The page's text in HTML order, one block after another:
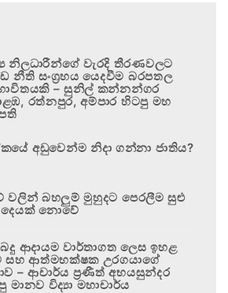
නිලධාරීන්ගේ වැරදි තීරණවලට
නීති සංග්‍රහය යෙදවීම බරපතල
– සුනිල් කන්නන්ගර
රත්නපුර, අම්පාර හිටපු මහ
අඩුවෙන්ම නිදා ගන්නා ජාතිය?
වලින් බහලුම් මුහුදට පෙරලීම සුළු
නොවේ
ආදායම වාර්තාගත ලෙස ඉහළ
සහ ආත්මභක්ෂක උරගයාගේ
– ආචාර්ය ප්‍රණීත් අභයසුන්දර
මානව විද්‍යා මහාචාර්ය